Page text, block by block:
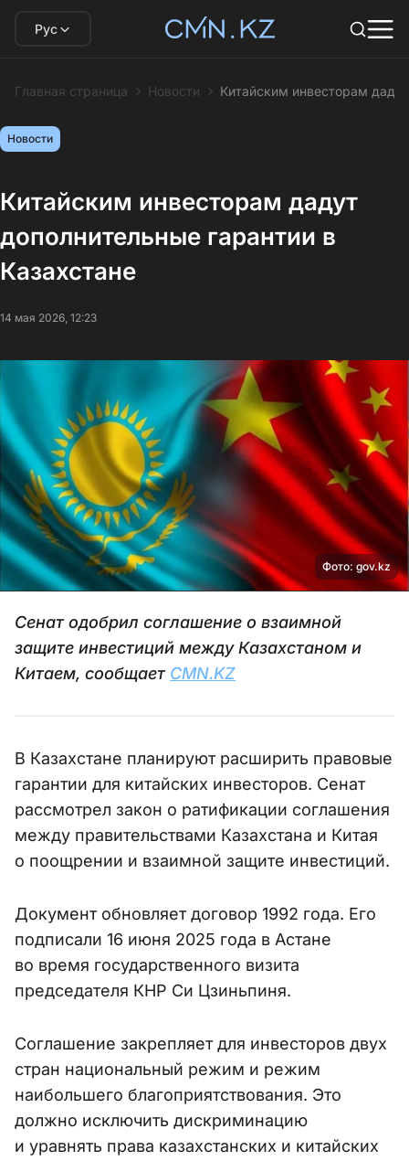
Рус
Главная страница Новости Китайским инвесторам
Новости
Китайским инвесторам дадут
дополнительные гарантии в
Казахстане
14 мая 2026, 12:23
Фото: gov.kz
Сенат одобрил соглашение о взаимной
защите инвестиций между Казахстаном и
Китаем, сообщает CMN.KZ
В Казахстане планируют расширить правовые
гарантии для китайских инвесторов. Сенат
рассмотрел закон о ратификации соглашения
между правительствами Казахстана и Китая
о поощрении и взаимной защите инвестиций.
Документ обновляет договор 1992 года. Его
подписали 16 июня 2025 года в Астане
во время государственного визита
председателя КНР Си Цзиньпиня.
Соглашение закрепляет для инвесторов двух
стран национальный режим и режим
наибольшего благоприятствования. Это
должно исключить дискриминацию
и уравнять права казахстанских и китайских